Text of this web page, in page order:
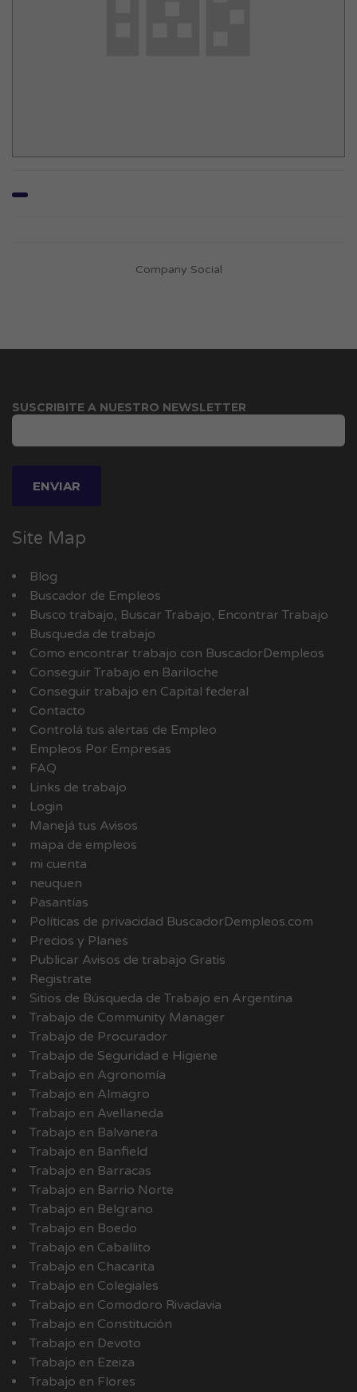
Company Social
SUSCRIBITE A NUESTRO NEWSLETTER
Site Map
Blog
Buscador de Empleos
Busco trabajo, Buscar Trabajo, Encontrar Trabajo
Busqueda de trabajo
Como encontrar trabajo con BuscadorDempleos
Conseguir Trabajo en Bariloche
Conseguir trabajo en Capital federal
Contacto
Controlá tus alertas de Empleo
Empleos Por Empresas
FAQ
Links de trabajo
Login
Manejá tus Avisos
mapa de empleos
mi cuenta
neuquen
Pasantías
Políticas de privacidad BuscadorDempleos.com
Precios y Planes
Publicar Avisos de trabajo Gratis
Registrate
Sitios de Búsqueda de Trabajo en Argentina
Trabajo de Community Manager
Trabajo de Procurador
Trabajo de Seguridad e Higiene
Trabajo en Agronomía
Trabajo en Almagro
Trabajo en Avellaneda
Trabajo en Balvanera
Trabajo en Banfield
Trabajo en Barracas
Trabajo en Barrio Norte
Trabajo en Belgrano
Trabajo en Boedo
Trabajo en Caballito
Trabajo en Chacarita
Trabajo en Colegiales
Trabajo en Comodoro Rivadavia
Trabajo en Constitución
Trabajo en Devoto
Trabajo en Ezeiza
Trabajo en Flores